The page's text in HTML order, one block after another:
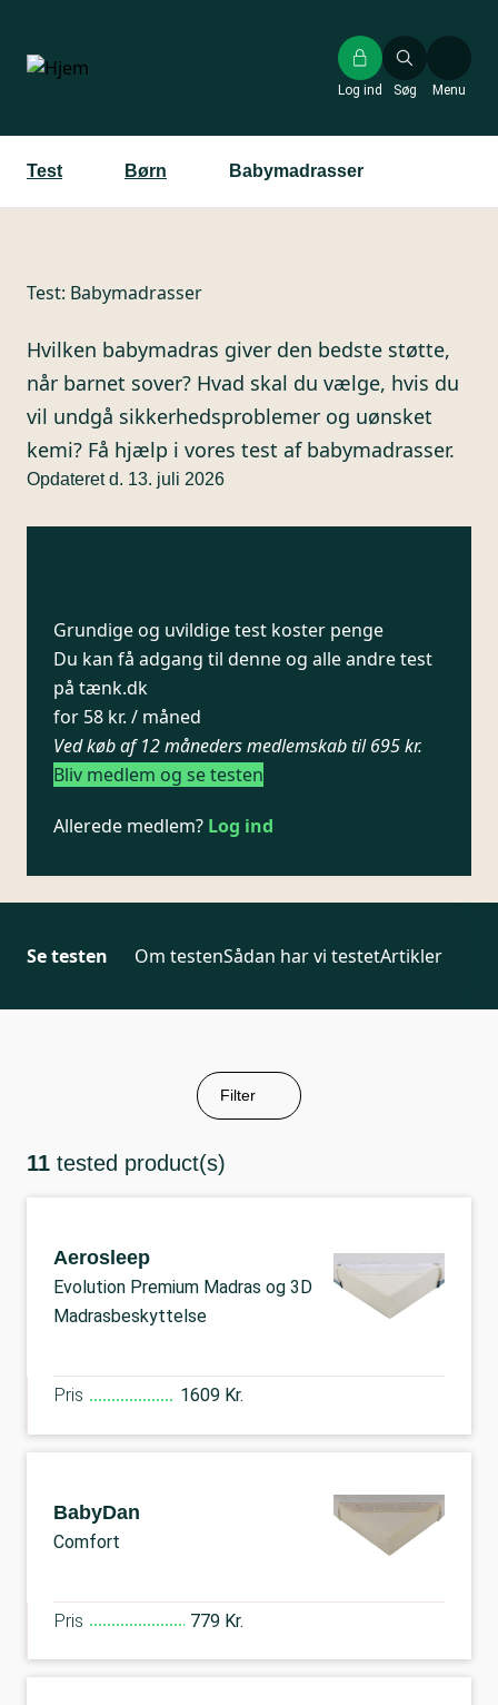
hovedindhold
Søg
Log ind Menu
Test Børn Babymadrasser
Test: Babymadrasser
Hvilken babymadras giver den bedste støtte,
når barnet sover? Hvad skal du vælge, hvis du
vil undgå sikkerhedsproblemer og uønsket
kemi? Få hjælp i vores test af babymadrasser.
Opdateret d. 13. juli 2026
Grundige og uvildige test koster penge
Du kan få adgang til denne og alle andre test
på tænk.dk
for 58 kr. / måned
Ved køb af 12 måneders medlemskab til 695 kr.
Bliv medlem og se testen
Allerede medlem? Log ind
Se testen Om testenSådan har vi testetArtikler
Filter
11 tested product(s)
Aerosleep
Evolution Premium Madras og 3D
Madrasbeskyttelse
Pris 1609 Kr.
BabyDan
Comfort
Pris 779 Kr.